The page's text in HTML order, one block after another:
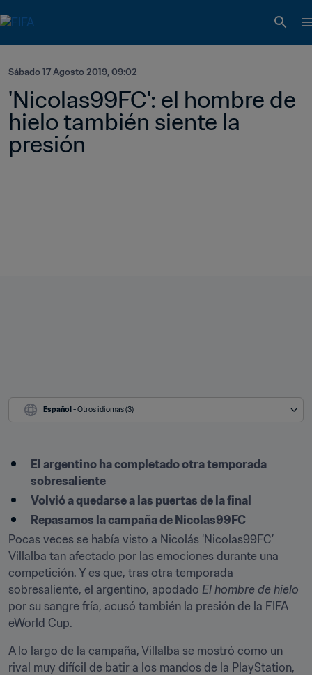
Sábado 17 Agosto 2019, 09:02
'Nicolas99FC': el hombre de
hielo también siente la
presión
Español - Otros idiomas (3)
El argentino ha completado otra temporada
sobresaliente
Volvió a quedarse a las puertas de la final
Repasamos la campaña de Nicolas99FC
Pocas veces se había visto a Nicolás ‘Nicolas99FC’
Villalba tan afectado por las emociones durante una
competición. Y es que, tras otra temporada
sobresaliente, el argentino, apodado El hombre de hielo
por su sangre fría, acusó también la presión de la FIFA
eWorld Cup.
A lo largo de la campaña, Villalba se mostró como un
rival muy difícil de batir a los mandos de la PlayStation,